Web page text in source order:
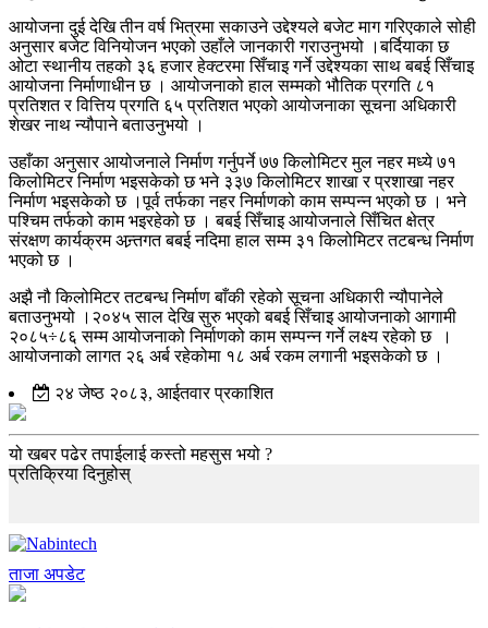
आयोजना दुई देखि तीन वर्ष भित्रमा सकाउने उद्देश्यले बजेट माग गरिएकाले सोही
अनुसार बजेट विनियोजन भएको उहाँले जानकारी गराउनुभयो ।बर्दियाका छ
ओटा स्थानीय तहको ३६ हजार हेक्टरमा सिँचाइ गर्ने उद्देश्यका साथ बबई सिँचाइ
आयोजना निर्माणाधीन छ । आयोजनाको हाल सम्मको भौतिक प्रगति ८१
प्रतिशत र वित्तिय प्रगति ६५ प्रतिशत भएको आयोजनाका सूचना अधिकारी
शेखर नाथ न्यौपाने बताउनुभयो ।
उहाँका अनुसार आयोजनाले निर्माण गर्नुपर्ने ७७ किलोमिटर मुल नहर मध्ये ७१
किलोमिटर निर्माण भइसकेको छ भने ३३७ किलोमिटर शाखा र प्रशाखा नहर
निर्माण भइसकेको छ ।पूर्व तर्फका नहर निर्माणको काम सम्पन्न भएको छ । भने
पश्चिम तर्फको काम भइरहेको छ । बबई सिँचाइ आयोजनाले सिँचित क्षेत्र
संरक्षण कार्यक्रम अन्र्तगत बबई नदिमा हाल सम्म ३१ किलोमिटर तटबन्ध निर्माण
भएको छ ।
अझै नौ किलोमिटर तटबन्ध निर्माण बाँकी रहेको सूचना अधिकारी न्यौपानेले
बताउनुभयो ।२०४५ साल देखि सुरु भएको बबई सिँचाइ आयोजनाको आगामी
२०८५÷८६ सम्म आयोजनाको निर्माणको काम सम्पन्न गर्ने लक्ष्य रहेको छ ।
आयोजनाको लागत २६ अर्ब रहेकोमा १८ अर्ब रकम लगानी भइसकेको छ ।
२४ जेष्ठ २०८३, आईतवार प्रकाशित
यो खबर पढेर तपाईलाई कस्तो महसुस भयो ?
प्रतिक्रिया दिनुहोस्
ताजा अपडेट